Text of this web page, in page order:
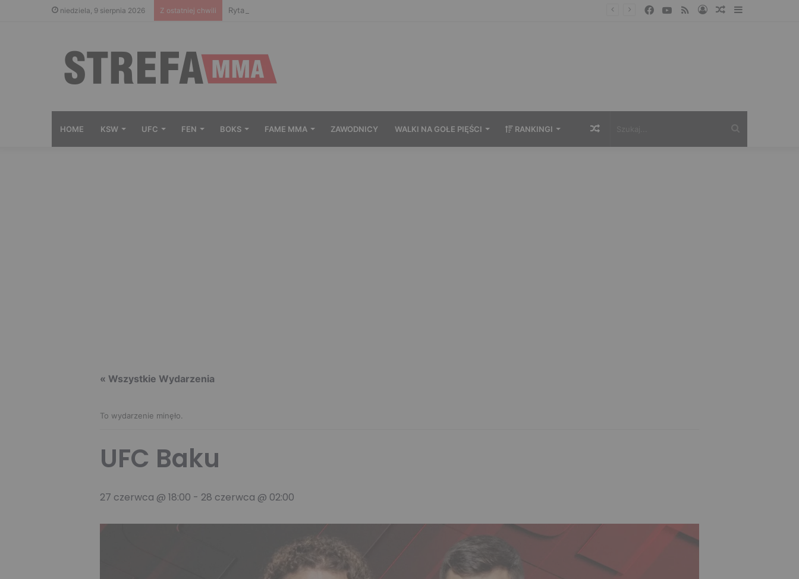
niedziela, 9 sierpnia 2026 Z ostatniej chwili Ryta nie wytrzymał po zachowaniu Murańskiego. Mocne słowa Żołnierza
Losowy
Zaloguj
RSS
YouTube
Facebook
HOME KSW UFC FEN BOKS FAME MMA ZAWODNICY WALKI NA GOŁE PIĘŚCI RANKINGI
« Wszystkie Wydarzenia
To wydarzenie minęło.
UFC Baku
27 czerwca @ 18:00 - 28 czerwca @ 02:00